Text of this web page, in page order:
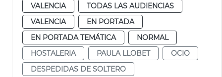
VALENCIA
TODAS LAS AUDIENCIAS
VALENCIA
EN PORTADA
EN PORTADA TEMÁTICA
NORMAL
HOSTALERIA
PAULA LLOBET
OCIO
DESPEDIDAS DE SOLTERO